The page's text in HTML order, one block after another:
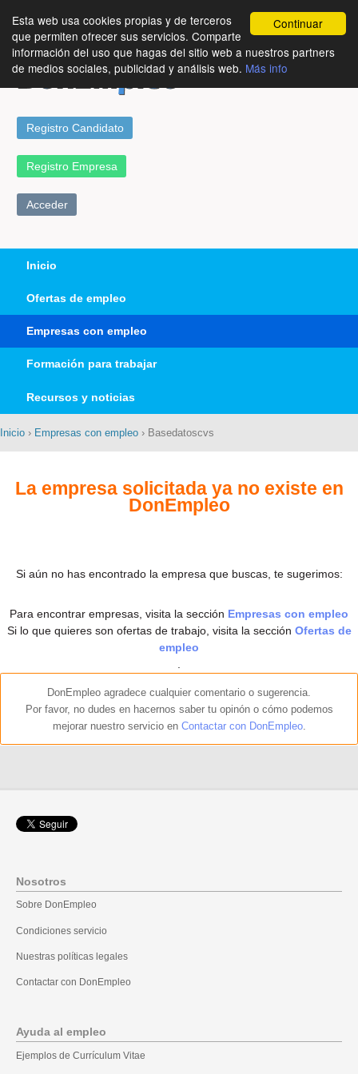
Continuar
Esta web usa cookies propias y de terceros
que permiten ofrecer sus servicios. Comparte
información del uso que hagas del sitio web a nuestros partners
de medios sociales, publicidad y análisis web. Más info
Registro Candidato
Registro Empresa
Acceder
Inicio
Ofertas de empleo
Empresas con empleo
Formación para trabajar
Recursos y noticias
Inicio › Empresas con empleo › Basedatoscvs
La empresa solicitada ya no existe en
DonEmpleo
Si aún no has encontrado la empresa que buscas, te sugerimos:
Para encontrar empresas, visita la sección Empresas con empleo
Si lo que quieres son ofertas de trabajo, visita la sección Ofertas de
empleo
DonEmpleo agradece cualquier comentario o sugerencia.
Por favor, no dudes en hacernos saber tu opinón o cómo podemos
mejorar nuestro servicio en Contactar con DonEmpleo.
Nosotros
Sobre DonEmpleo
Condiciones servicio
Nuestras políticas legales
Contactar con DonEmpleo
Ayuda al empleo
Ejemplos de Currículum Vitae